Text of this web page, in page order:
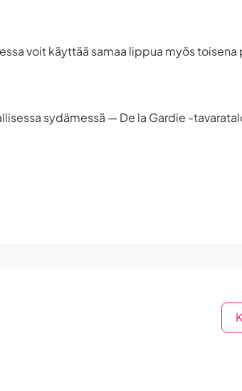
voit käyttää samaa lippua myös toisena
sydämessä — De la Gardie -